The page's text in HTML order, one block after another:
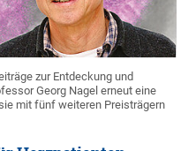
zur Entdeckung und
Georg Nagel erneut eine
mit fünf weiteren Preisträgern